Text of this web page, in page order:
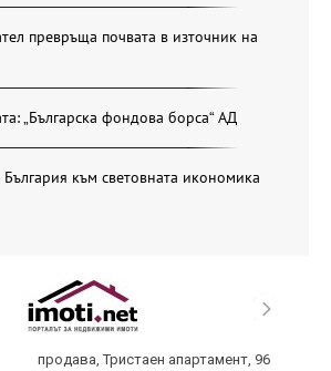
превръща почвата в източник на
„Българска фондова борса“ АД
към световната икономика
продава, Тристаен апартамент, 96